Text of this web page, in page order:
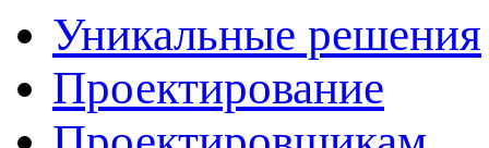
Уникальные решения
Проектирование